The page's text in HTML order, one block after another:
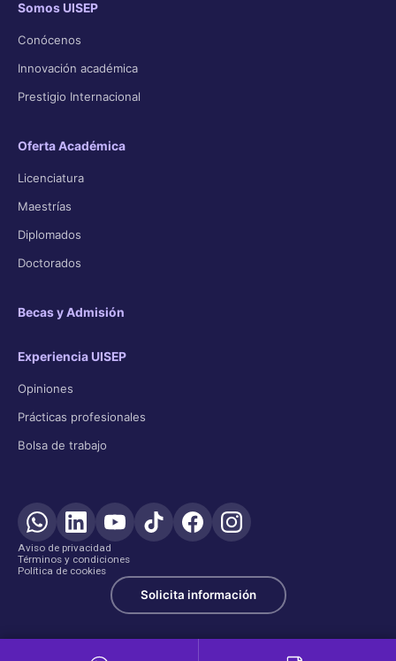
Somos UISEP
Conócenos
Innovación académica
Prestigio Internacional
Oferta Académica
Licenciatura
Maestrías
Diplomados
Doctorados
Becas y Admisión
Experiencia UISEP
Opiniones
Prácticas profesionales
Bolsa de trabajo
Aviso de privacidad
Términos y condiciones
Política de cookies
Solicita información